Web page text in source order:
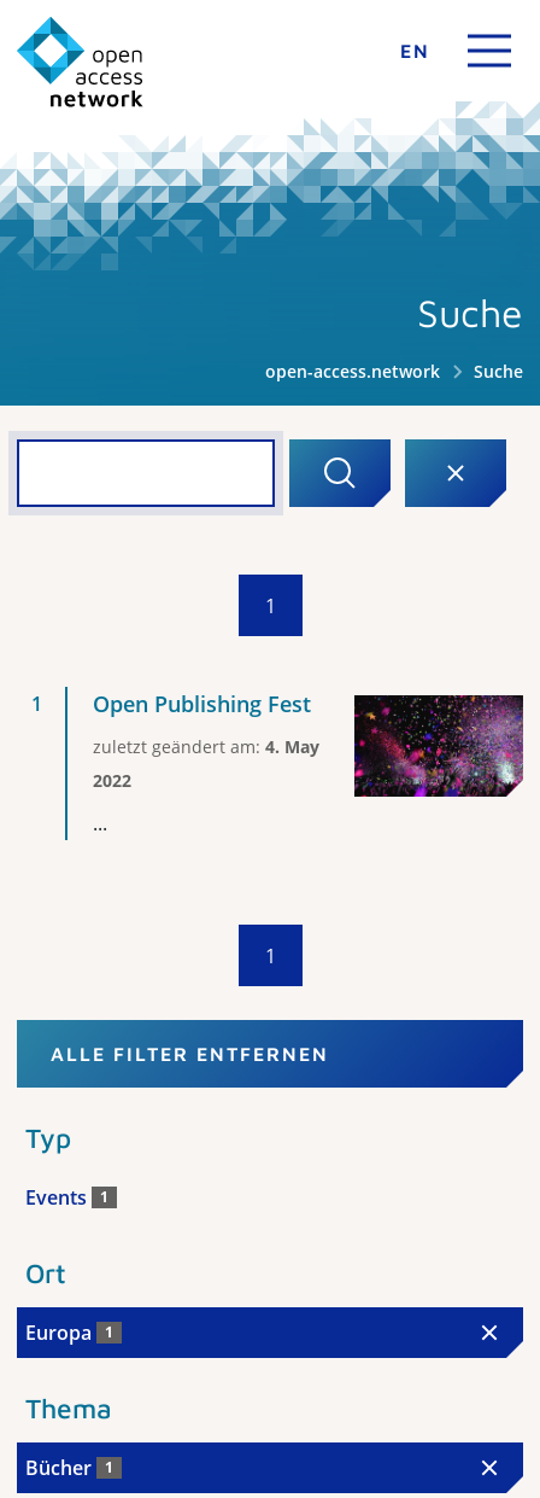
EN
Suche
open-access.network Suche
1
Open Publishing Fest
zuletzt geändert am: 4. May
2022
...
1
ALLE FILTER ENTFERNEN
Typ
Events 1
Ort
Europa 1
Thema
Bücher 1